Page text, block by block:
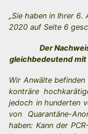
„Sie haben in Ihrer
2020 auf Seite 6
Der
gleichbedeutend
Wir Anwälte
konträre
jedoch in hunderten
von Quarantäne-
haben: Kann der